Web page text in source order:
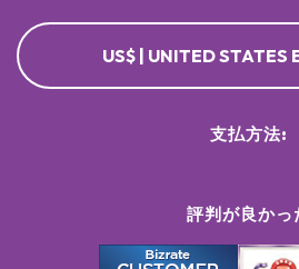
US$ | UNITED STATES
評判が良かっ
支払方法: